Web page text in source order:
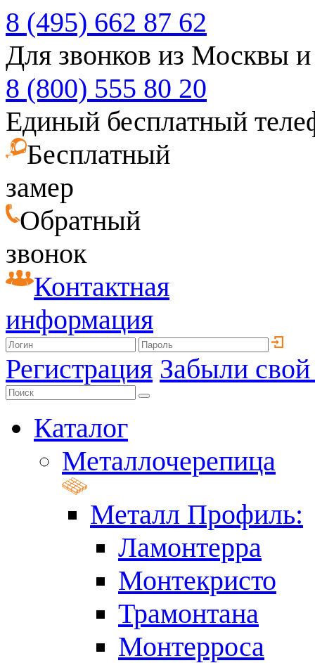
8 (495) 662 87 62
Для звонков из Москвы
8 (800) 555 80 20
Единый бесплатный
Бесплатный
замер
Обратный
звонок
Контактная
информация
Регистрация Забыли
Каталог
Металлочерепица
Металл Профиль:
Ламонтерра
Монтекристо
Трамонтана
Монтерроса